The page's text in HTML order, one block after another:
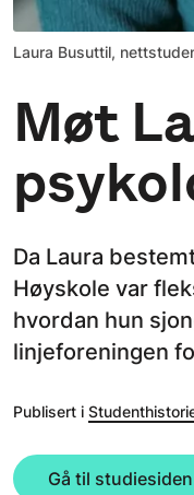
Laura Busuttil,
Møt
Da Laura
Høyskole var
hvordan hun
linjeforeningen
Publisert i
Gå til studiesiden